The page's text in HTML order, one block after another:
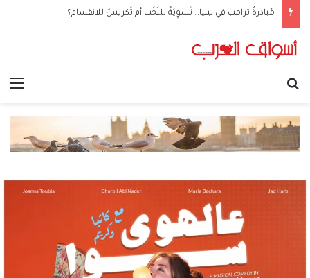
مُبادرةُ ترامب في ليبيا… تَسوِيَةٌ للنُخَب أم تَكريسٌ للانقسام؟